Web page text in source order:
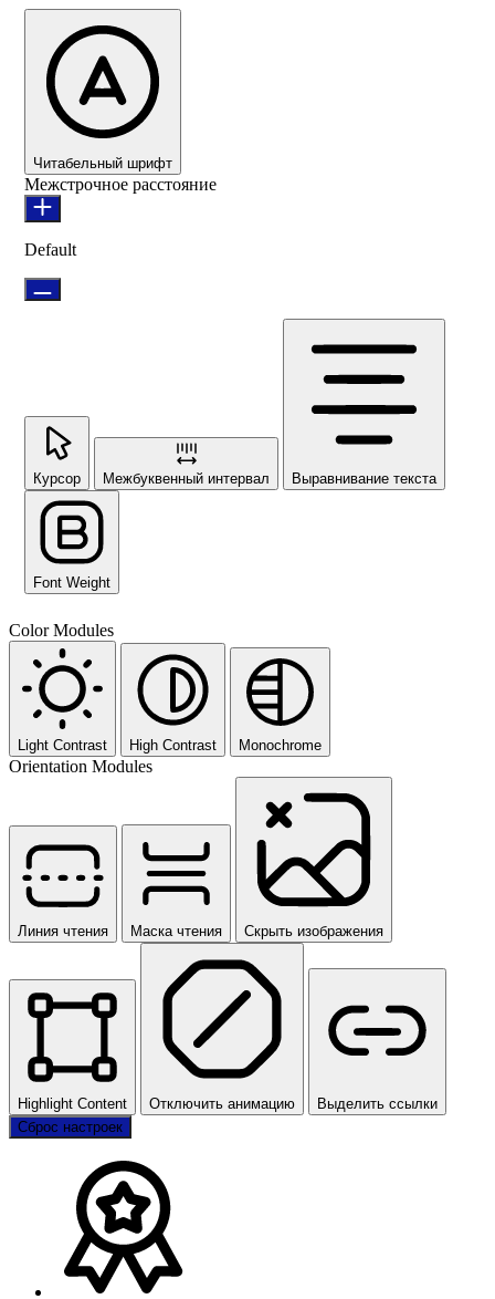
Читабельный шрифт
Межстрочное расстояние
Default
Курсор Межбуквенный интервал Выравнивание текста
Font Weight
Color Modules
Light Contrast High Contrast Monochrome
Orientation Modules
Линия чтения Маска чтения Скрыть изображения
Highlight Content Отключить анимацию
Выделить ссылки
Сброс настроек